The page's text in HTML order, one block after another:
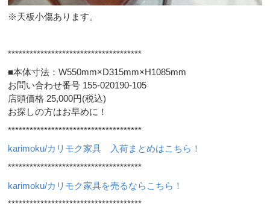
※天板小傷あります。
*************************************
■本体寸法：W550mm×D315mm×H1085mm
お問い合わせ番号 155-020190-105
店頭価格 25,000円(税込)
お探しの方はお早めに！
*************************************
karimoku/カリモク家具 入荷まとめはこちら！
*************************************
karimoku/カリモク家具を売るならこちら！
*************************************